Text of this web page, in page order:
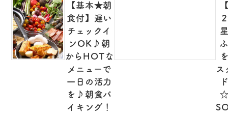
【基本★朝
食付】遅い
チェックイ
ンOK♪朝
からHOTな
メニューで
一日の活力
を♪朝食バ
イキング！
ス
☆